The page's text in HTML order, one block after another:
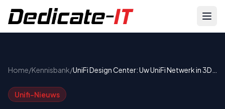
Home/Kennisbank/UniFi Design Center: Uw UniFi Netwerk in 3D
Unifi-Nieuws